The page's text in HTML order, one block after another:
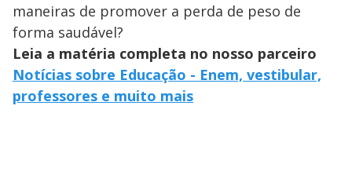
maneiras de promover a perda de peso de
forma saudável?
Leia a matéria completa no nosso parceiro
Notícias sobre Educação - Enem, vestibular,
professores e muito mais